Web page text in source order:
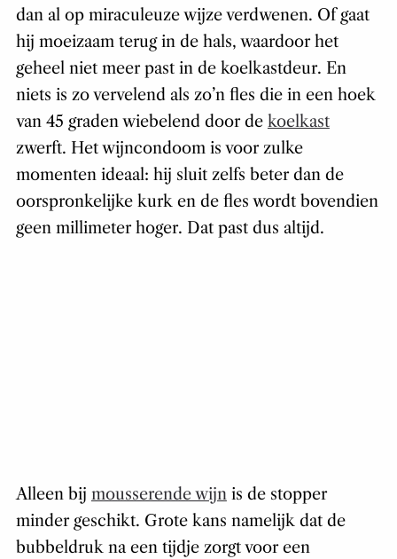
dan al op miraculeuze wijze verdwenen. Of gaat
hij moeizaam terug in de hals, waardoor het
geheel niet meer past in de koelkastdeur. En
niets is zo vervelend als zo’n fles die in een hoek
van 45 graden wiebelend door de koelkast
zwerft. Het wijncondoom is voor zulke
momenten ideaal: hij sluit zelfs beter dan de
oorspronkelijke kurk en de fles wordt bovendien
geen millimeter hoger. Dat past dus altijd.
Alleen bij mousserende wijnis de stopper
minder geschikt. Grote kans namelijk dat de
bubbeldruk na een tijdje zorgt voor een